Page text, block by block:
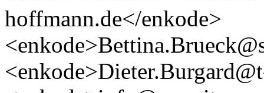
hoffmann.de</enkode>